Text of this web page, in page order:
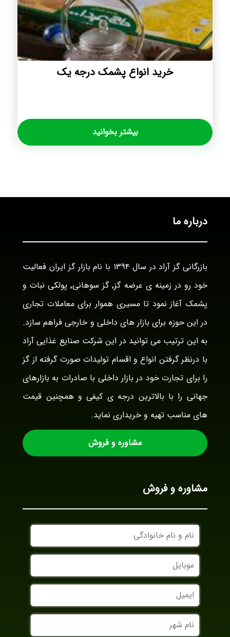
خرید انواع پشمک درجه یک
بیشتر بخوانید
درباره ما
بازرگانی گز آراد در سال ۱۳۹۴ با نام بازار گز ایران فعالیت
خود رو در زمینه ی عرضه گز٬ گز سوهانی٬ پولکی نبات و
پشمک آغاز نمود تا مسیری هموار برای معاملات تجاری
در این حوزه برای بازار های داخلی و خارجی فراهم سازد.
به این ترتیب می توانید در این شرکت صنایع غذایی آراد
با درنظر گرفتن انواع و اقسام تولیدات صورت گرفته از گز
را برای تجارت خود در بازار داخلی با صادرات به بازارهای
جهانی را با بالاترین درجه ی کیفی و همچنین قیمت
های مناسب تهیه و خریداری نماید.
مشاوره و فروش
مشاوره و فروش
نام
و
نام
خانوادگی
موبایل
ایمیل
نام
شهر